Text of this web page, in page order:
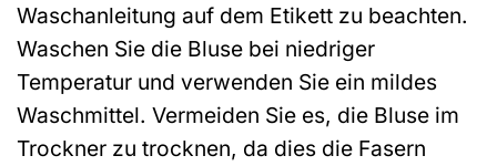
Waschanleitung auf dem Etikett zu beachten.
Waschen Sie die Bluse bei niedriger
Temperatur und verwenden Sie ein mildes
Waschmittel. Vermeiden Sie es, die Bluse im
Trockner zu trocknen, da dies die Fasern